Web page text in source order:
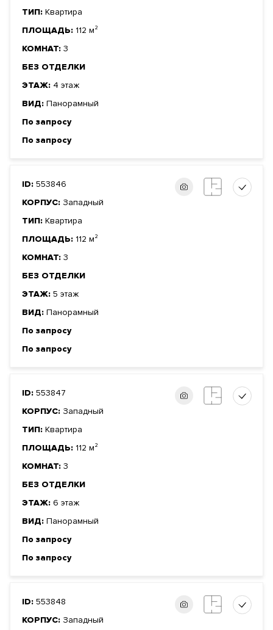
ТИП: Квартира
ПЛОЩАДЬ: 112 м²
КОМНАТ: 3
БЕЗ ОТДЕЛКИ
ЭТАЖ: 4 этаж
ВИД: Панорамный
По запросу
По запросу
ID: 553846
КОРПУС: Западный
ТИП: Квартира
ПЛОЩАДЬ: 112 м²
КОМНАТ: 3
БЕЗ ОТДЕЛКИ
ЭТАЖ: 5 этаж
ВИД: Панорамный
По запросу
По запросу
ID: 553847
КОРПУС: Западный
ТИП: Квартира
ПЛОЩАДЬ: 112 м²
КОМНАТ: 3
БЕЗ ОТДЕЛКИ
ЭТАЖ: 6 этаж
ВИД: Панорамный
По запросу
По запросу
ID: 553848
КОРПУС: Западный